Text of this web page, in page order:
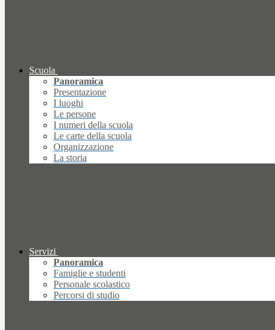
Scuola
Panoramica
Presentazione
I luoghi
Le persone
I numeri della scuola
Le carte della scuola
Organizzazione
La storia
Servizi
Panoramica
Famiglie e studenti
Personale scolastico
Percorsi di studio